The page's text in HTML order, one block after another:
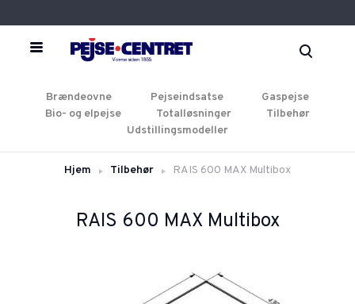
Brændeovne Pejseindsatse
Gaspejse
Bio- og elpejse
Totalløsninger
Tilbehør
Udstillingsmodeller
Hjem Tilbehør RAIS 600 MAX Multibox
RAIS 600 MAX Multibox